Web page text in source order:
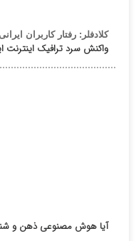
کلادفلر: رفتار کاربران
واکنش سرد ترافیک اینترنت
آیا هوش مصنوعی ذهن و